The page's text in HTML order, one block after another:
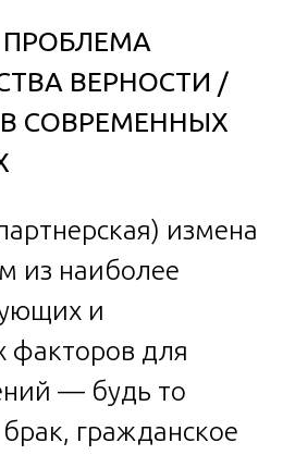
ПРОБЛЕМА
ВЕРНОСТИ /
СОВРЕМЕННЫХ
измена
из наиболее
и
факторов для
— будь то
гражданское